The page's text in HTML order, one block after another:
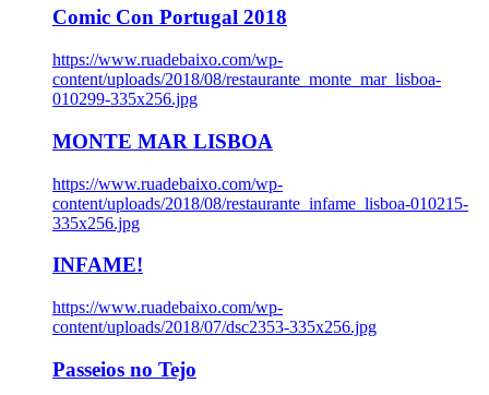
Comic Con Portugal 2018
https://www.ruadebaixo.com/wp-
content/uploads/2018/08/restaurante_monte_mar_lisboa-
010299-335x256.jpg
MONTE MAR LISBOA
https://www.ruadebaixo.com/wp-
content/uploads/2018/08/restaurante_infame_lisboa-010215-
335x256.jpg
INFAME!
https://www.ruadebaixo.com/wp-
content/uploads/2018/07/dsc2353-335x256.jpg
Passeios no Tejo